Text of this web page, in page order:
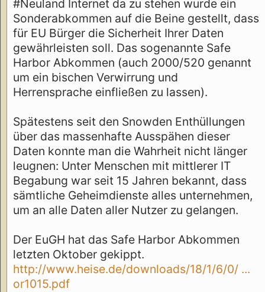
#Neuland Internet da zu stehen wurde ein
Sonderabkommen auf die Beine gestellt, dass
für EU Bürger die Sicherheit Ihrer Daten
gewährleisten soll. Das sogenannte Safe
Harbor Abkommen (auch 2000/520 genannt
um ein bischen Verwirrung und
Herrensprache einfließen zu lassen).
Spätestens seit den Snowden Enthüllungen
über das massenhafte Ausspähen dieser
Daten konnte man die Wahrheit nicht länger
leugnen: Unter Menschen mit mittlerer IT
Begabung war seit 15 Jahren bekannt, dass
sämtliche Geheimdienste alles unternehmen,
um an alle Daten aller Nutzer zu gelangen.
Der EuGH hat das Safe Harbor Abkommen
letzten Oktober gekippt.
http://www.heise.de/downloads/18/1/6/0/ ...
or1015.pdf